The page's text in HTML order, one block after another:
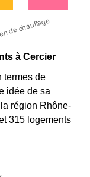
à Cercier
termes de
idée de sa
région Rhône-
315 logements